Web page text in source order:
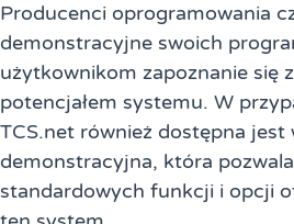
Producenci oprogramowania
demonstracyjne swoich
użytkownikom zapoznanie się
potencjałem systemu. W
TCS.net również dostępna jest
demonstracyjna, która
standardowych funkcji i opcji